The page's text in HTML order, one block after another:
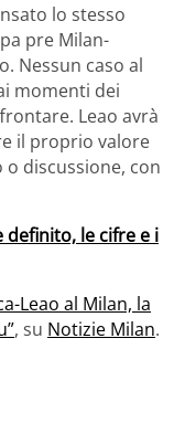
lo stesso
pre Milan-
Nessun caso al
momenti dei
Leao avrà
il proprio valore
discussione, con
definito, le cifre e i
Leao al Milan, la
, su Notizie Milan.